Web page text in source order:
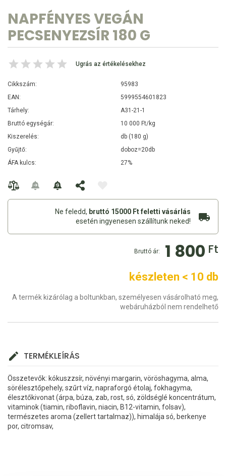
NAPFÉNYES VEGÁN
PECSENYEZSÍR 180 G
Ugrás az értékelésekhez
Cikkszám:
95983
EAN:
5999554601823
Tárhely:
A31-21-1
Bruttó egységár:
10 000 Ft/kg
Kiszerelés:
db (180 g)
Gyűjtő:
doboz=20db
ÁFA kulcs:
27%
Ne feledd, bruttó 15000 Ft feletti vásárlás
esetén ingyenesen szállítunk neked!
Bruttó ár: 1 800 Ft
készleten < 10 db
A termék kizárólag a boltunkban, személyesen vásárolható meg,
webáruházból nem rendelhető
TERMÉKLEÍRÁS
Összetevők: kókuszzsír, növényi margarin, vöröshagyma, alma,
sörélesztőpehely, szűrt víz, napraforgó étolaj, fokhagyma,
élesztőkivonat (árpa, búza, zab, rost, só, zöldséglé koncentrátum,
vitaminok (tiamin, riboflavin, niacin, B12-vitamin, folsav),
természetes aroma (zellert tartalmaz)), himalája só, berkenye
por, citromsav,